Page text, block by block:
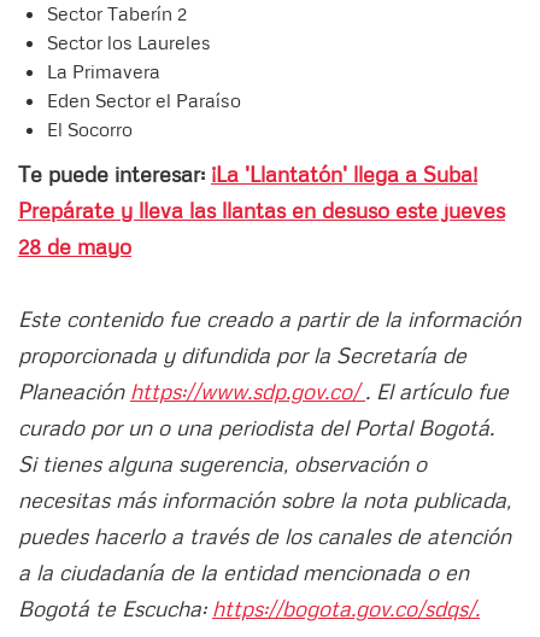
Sector Taberín 2
Sector los Laureles
La Primavera
Eden Sector el Paraíso
El Socorro
Te puede interesar: ¡La 'Llantatón' llega a Suba!
Prepárate y lleva las llantas en desuso este jueves
28 de mayo
Este contenido fue creado a partir de la información
proporcionada y difundida por la Secretaría de
Planeación https://www.sdp.gov.co/. El artículo fue
curado por un o una periodista del Portal Bogotá.
Si tienes alguna sugerencia, observación o
necesitas más información sobre la nota publicada,
puedes hacerlo a través de los canales de atención
a la ciudadanía de la entidad mencionada o en
Bogotá te Escucha: https://bogota.gov.co/sdqs/.